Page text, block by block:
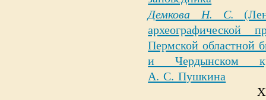
Демкова Н. С.
археографической
Пермской областной
и Чердынском
А. С. Пушкина